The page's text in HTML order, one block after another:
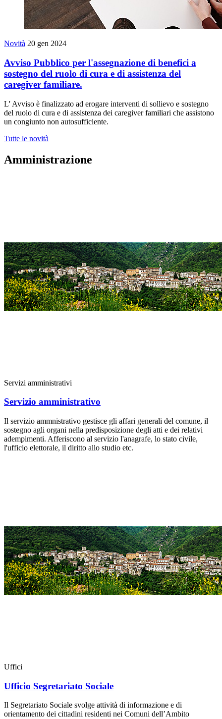
Novità 20 gen 2024
Avviso Pubblico per l'assegnazione di benefici a
sostegno del ruolo di cura e di assistenza del
caregiver familiare.
L' Avviso è finalizzato ad erogare interventi di sollievo e sostegno
del ruolo di cura e di assistenza dei caregiver familiari che assistono
un congiunto non autosufficiente.
Tutte le novità
Amministrazione
Servizi amministrativi
Servizio amministrativo
Il servizio ammnistrativo gestisce gli affari generali del comune, il
sostegno agli organi nella predisposizione degli atti e dei relativi
adempimenti. Afferiscono al servizio l'anagrafe, lo stato civile,
l'ufficio elettorale, il diritto allo studio etc.
Uffici
Ufficio Segretariato Sociale
Il Segretariato Sociale svolge attività di informazione e di
orientamento dei cittadini residenti nei Comuni dell’Ambito